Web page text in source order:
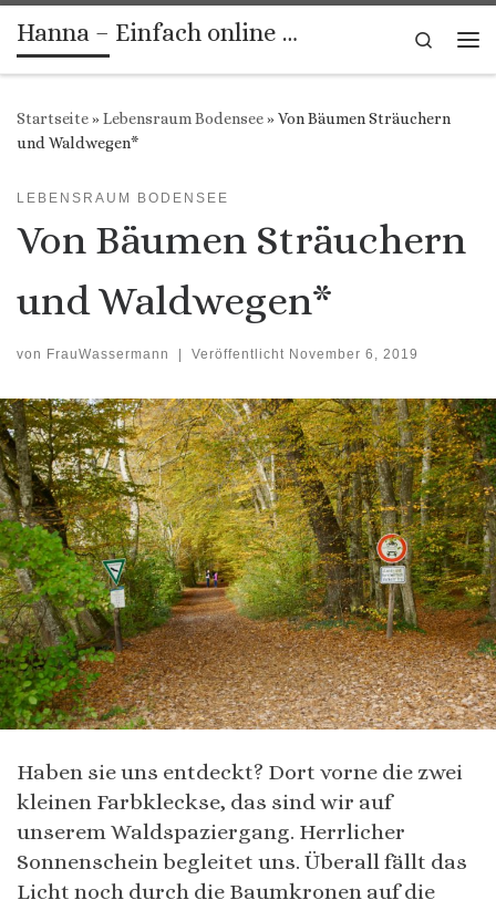
Zum Inhalt springen
Hanna – Einfach online …
Search
Startseite»Lebensraum Bodensee»Von Bäumen Sträuchern
und Waldwegen*
LEBENSRAUM BODENSEE
Von Bäumen Sträuchern
und Waldwegen*
von FrauWassermann | Veröffentlicht November 6, 2019
Haben sie uns entdeckt? Dort vorne die zwei
kleinen Farbkleckse, das sind wir auf
unserem Waldspaziergang. Herrlicher
Sonnenschein begleitet uns. Überall fällt das
Licht noch durch die Baumkronen auf die